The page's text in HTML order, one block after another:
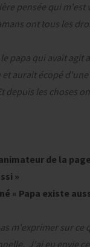
pensée qui m'est
ont tous les
le papa qui avait agit
aurait écopé
depuis les choses
de la
»
« Papa existe
m'exprimer sur ce
J'ai eu envie